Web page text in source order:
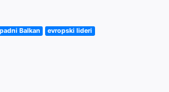
Balkan evropski lideri